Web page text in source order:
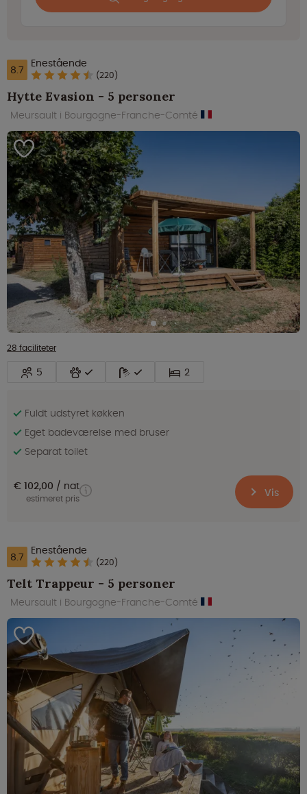
8.7 Enestående
(220)
Hytte Evasion - 5 personer
Meursault i Bourgogne-Franche-Comté
28 faciliteter
5 2
Fuldt udstyret køkken
Eget badeværelse med bruser
Separat toilet
€ 102,00 nat
estimeret pris Vis
8.7 Enestående
(220)
Telt Trappeur - 5 personer
Meursault i Bourgogne-Franche-Comté